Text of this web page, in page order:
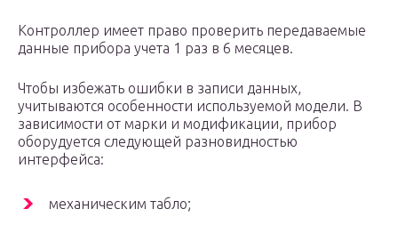
Контроллер имеет право проверить передаваемые
данные прибора учета 1 раз в 6 месяцев.
Чтобы избежать ошибки в записи данных,
учитываются особенности используемой модели. В
зависимости от марки и модификации, прибор
оборудуется следующей разновидностью
интерфейса:
механическим табло;